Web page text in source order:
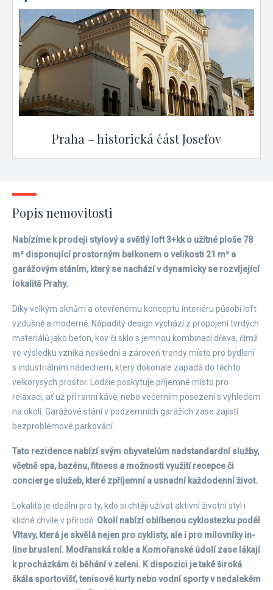
Praha – historická část Josefov
Popis nemovitosti
Nabízíme k prodeji stylový a světlý loft 3+kk o užitné ploše 78
m² disponující prostorným balkonem o velikosti 21 m² a
garážovým stáním, který se nachází v dynamicky se rozvíjející
lokalitě Prahy.
Díky velkým oknům a otevřenému konceptu interiéru působí loft
vzdušně a moderně. Nápaditý design vychází z propojení tvrdých
materiálů jako beton, kov či sklo s jemnou kombinací dřeva, čímž
ve výsledku vzniká nevšední a zároveň trendy místo pro bydlení
s industriálním nádechem, který dokonale zapadá do těchto
velkorysých prostor. Lodžie poskytuje příjemné místo pro
relaxaci, ať už při ranní kávě, nebo večerním posezení s výhledem
na okolí. Garážové stání v podzemních garážích zase zajistí
bezproblémové parkování.
Tato rezidence nabízí svým obyvatelům nadstandardní služby,
včetně spa, bazénu, fitness a možnosti využití recepce či
concierge služeb, které zpříjemní a usnadní každodenní život.
Lokalita je ideální pro ty, kdo si chtějí užívat aktivní životní styl i
klidné chvíle v přírodě. Okolí nabízí oblíbenou cyklostezku podél
Vltavy, která je skvělá nejen pro cyklisty, ale i pro milovníky in-
line bruslení. Modřanská rokle a Komořanské údolí zase lákají
k procházkám či běhání v zeleni. K dispozici je také široká
škála sportovišť, tenisové kurty nebo vodní sporty v nedalekém